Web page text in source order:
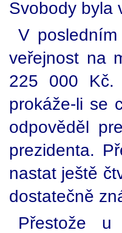
Svobody byla
V
veřejnost na
225 000 Kč.
prokáže-li se
odpověděl
prezidenta.
nastat ještě
dostatečně
Přestože u